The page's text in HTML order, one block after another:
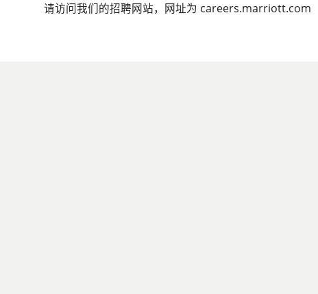
请访问我们的招聘网站，网址为 careers.marriott.com